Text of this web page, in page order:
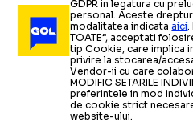
ARHIVA FOTBAL
Bundesliga: Bayern,
Stuttgart, esec acasa cu Koln
GDPR in legatura cu
personal. Aceste
modalitatea indicataaici
TOATE”, acceptati
tip Cookie, care implica
privire la stocarea/
Vendor-ii cu care
MODIFIC SETARILE
preferintele in mod
de cookie strict
website-ului.